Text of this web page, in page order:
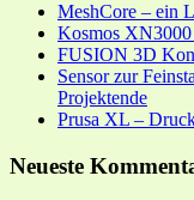
MeshCore – ein
Kosmos XN3000
FUSION 3D
Sensor zur
Projektende
Prusa XL –
Neueste